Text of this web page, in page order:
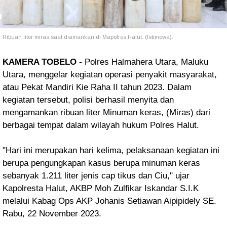
Ribuan liter miras saat diamankan di Mapolres Halut. (Istimewa).
KAMERA TOBELO - Polres Halmahera Utara, Maluku
Utara, menggelar kegiatan operasi penyakit masyarakat,
atau Pekat Mandiri Kie Raha II tahun 2023. Dalam
kegiatan tersebut, polisi berhasil menyita dan
mengamankan ribuan liter Minuman keras, (Miras) dari
berbagai tempat dalam wilayah hukum Polres Halut.
"Hari ini merupakan hari kelima, pelaksanaan kegiatan ini
berupa pengungkapan kasus berupa minuman keras
sebanyak 1.211 liter jenis cap tikus dan Ciu," ujar
Kapolresta Halut, AKBP Moh Zulfikar Iskandar S.I.K
melalui Kabag Ops AKP Johanis Setiawan Aipipidely SE.
Rabu, 22 November 2023.